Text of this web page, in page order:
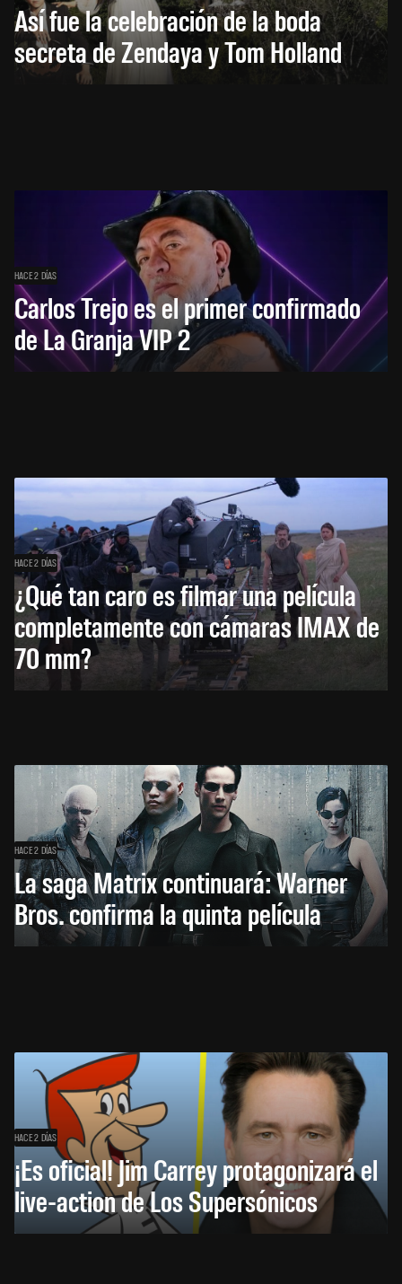
Así fue la celebración de la boda
secreta de Zendaya y Tom Holland
HACE 2 DÍAS
Carlos Trejo es el primer confirmado
de La Granja VIP 2
HACE 2 DÍAS
¿Qué tan caro es filmar una película
completamente con cámaras IMAX de
70 mm?
HACE 2 DÍAS
La saga Matrix continuará: Warner
Bros. confirma la quinta película
HACE 2 DÍAS
¡Es oficial! Jim Carrey protagonizará el
live-action de Los Supersónicos